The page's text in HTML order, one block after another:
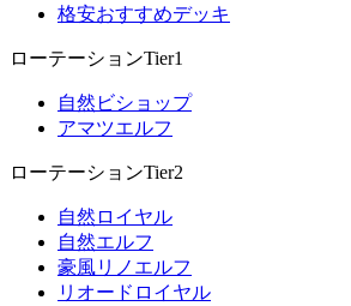
格安おすすめデッキ
ローテーションTier1
自然ビショップ
アマツエルフ
ローテーションTier2
自然ロイヤル
自然エルフ
豪風リノエルフ
リオードロイヤル